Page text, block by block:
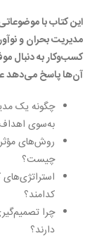
این کتاب با
مدیریت بحران و
کسب‌وکار به دنبال
آن‌ها پاسخ می‌دهد
چگونه یک
به‌سوی
روش‌های
چیست؟
کدامند؟
چرا
دارند؟